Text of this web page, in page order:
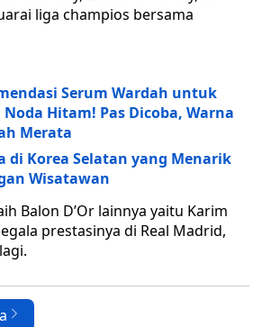
liga champios bersama
Serum Wardah untuk
Hitam! Pas Dicoba, Warna
Merata
di Korea Selatan yang Menarik
Wisatawan
Balon D’Or lainnya yaitu Karim
prestasinya di Real Madrid,